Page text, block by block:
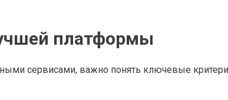
платформы
сервисами, важно понять ключевые